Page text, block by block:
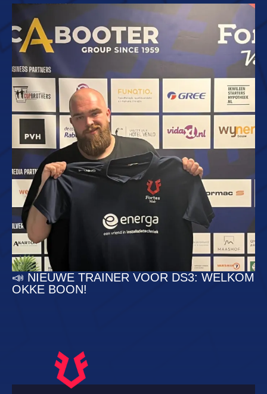
📣 NIEUWE TRAINER VOOR DS3: WELKOM
OKKE BOON!